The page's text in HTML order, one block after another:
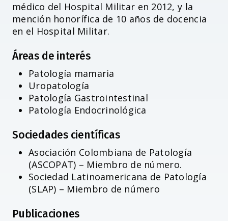
médico del Hospital Militar en 2012, y la
mención honorífica de 10 años de docencia
en el Hospital Militar.
Áreas de interés
Patología mamaria
Uropatología
Patología Gastrointestinal
Patología Endocrinológica
Sociedades científicas
Asociación Colombiana de Patología
(ASCOPAT) – Miembro de número.
Sociedad Latinoamericana de Patología
(SLAP) – Miembro de número
Publicaciones